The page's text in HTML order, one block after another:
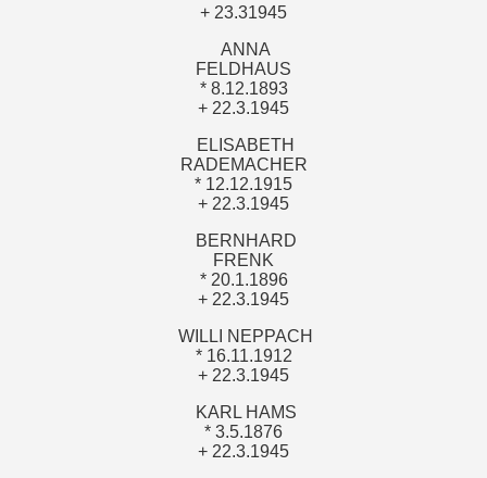
+ 23.31945
ANNA
FELDHAUS
* 8.12.1893
+ 22.3.1945
ELISABETH
RADEMACHER
* 12.12.1915
+ 22.3.1945
BERNHARD
FRENK
* 20.1.1896
+ 22.3.1945
WILLI NEPPACH
* 16.11.1912
+ 22.3.1945
KARL HAMS
* 3.5.1876
+ 22.3.1945